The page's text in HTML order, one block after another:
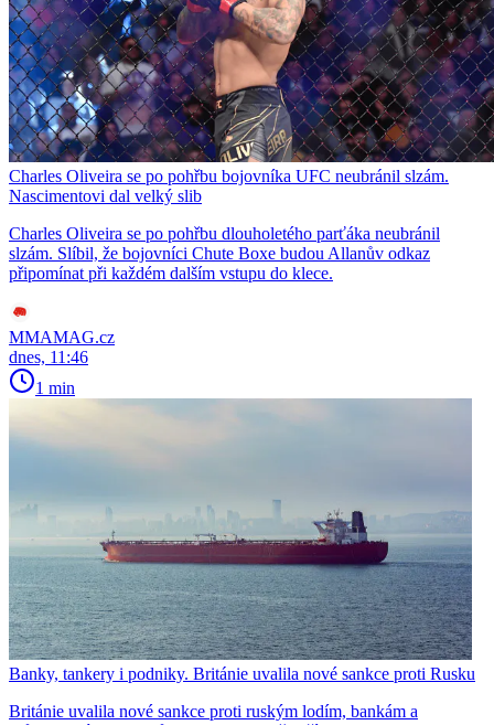
Charles Oliveira se po pohřbu bojovníka UFC neubránil slzám.
Nascimentovi dal velký slib
Charles Oliveira se po pohřbu dlouholetého parťáka neubránil
slzám. Slíbil, že bojovníci Chute Boxe budou Allanův odkaz
připomínat při každém dalším vstupu do klece.
MMAMAG.cz
dnes, 11:46
1 min
Banky, tankery i podniky. Británie uvalila nové sankce proti Rusku
Británie uvalila nové sankce proti ruským lodím, bankám a